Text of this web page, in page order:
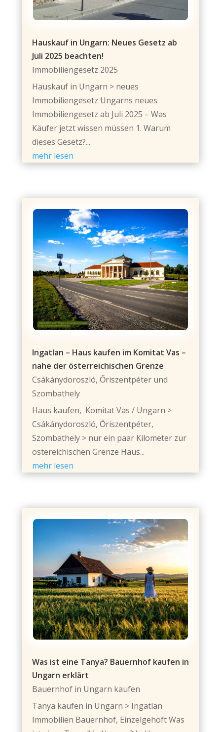
Hauskauf in Ungarn: Neues Gesetz ab
Juli 2025 beachten!
Immobiliengesetz 2025
Hauskauf in Ungarn > neues
Immobiliengesetz Ungarns neues
Immobiliengesetz ab Juli 2025 – Was
Käufer jetzt wissen müssen 1. Warum
dieses Gesetz?...
mehr lesen
Ingatlan – Haus kaufen im Komitat Vas –
nahe der österreichischen Grenze
Csákánydoroszló, Őriszentpéter und
Szombathely
Haus kaufen, Komitat Vas / Ungarn >
Csákánydoroszló, Őriszentpéter,
Szombathely > nur ein paar Kilometer zur
östereichischen Grenze Haus...
mehr lesen
Was ist eine Tanya? Bauernhof kaufen in
Ungarn erklärt
Bauernhof in Ungarn kaufen
Tanya kaufen in Ungarn > Ingatlan
Immobilien Bauernhof, Einzelgehöft Was